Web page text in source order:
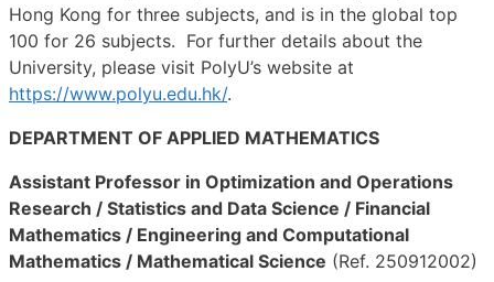
Hong Kong for three subjects, and is in the global top
100 for 26 subjects. For further details about the
University, please visit PolyU’s website at
https://www.polyu.edu.hk/.
DEPARTMENT OF APPLIED MATHEMATICS
Assistant Professor in Optimization and Operations
Research / Statistics and Data Science / Financial
Mathematics / Engineering and Computational
Mathematics / Mathematical Science (Ref. 250912002)